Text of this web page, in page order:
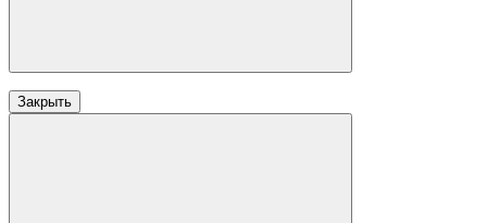
Закрыть